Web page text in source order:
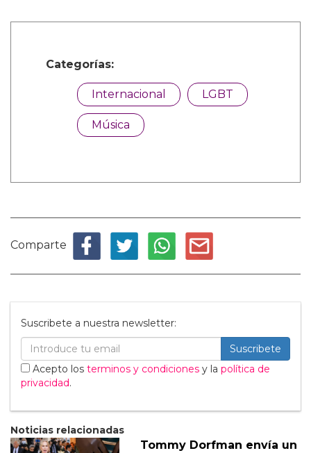
Categorías:
Internacional LGBT
Música
Comparte
Suscribete a nuestra newsletter:
Suscribete
Acepto los terminos y condiciones y la política de
privacidad.
Noticias relacionadas
Tommy Dorfman envía un